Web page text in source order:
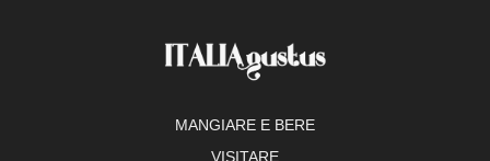
MANGIARE E BERE
VISITARE